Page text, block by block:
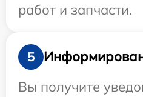
работ и запчасти.
5
Вы получите